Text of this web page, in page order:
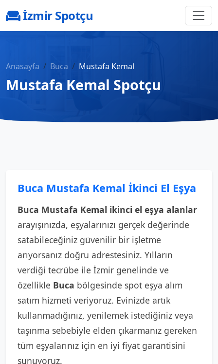
İzmir Spotçu
Anasayfa Buca Mustafa Kemal
Mustafa Kemal Spotçu
Buca Mustafa Kemal İkinci El Eşya
Buca Mustafa Kemal ikinci el eşya alanlar
arayışınızda, eşyalarınızı gerçek değerinde
satabileceğiniz güvenilir bir işletme
arıyorsanız doğru adrestesiniz. Yılların
verdiği tecrübe ile İzmir genelinde ve
özellikle Buca bölgesinde spot eşya alım
satım hizmeti veriyoruz. Evinizde artık
kullanmadığınız, yenilemek istediğiniz veya
taşınma sebebiyle elden çıkarmanız gereken
tüm eşyalarınız için en iyi fiyat garantisini
sunuyoruz.